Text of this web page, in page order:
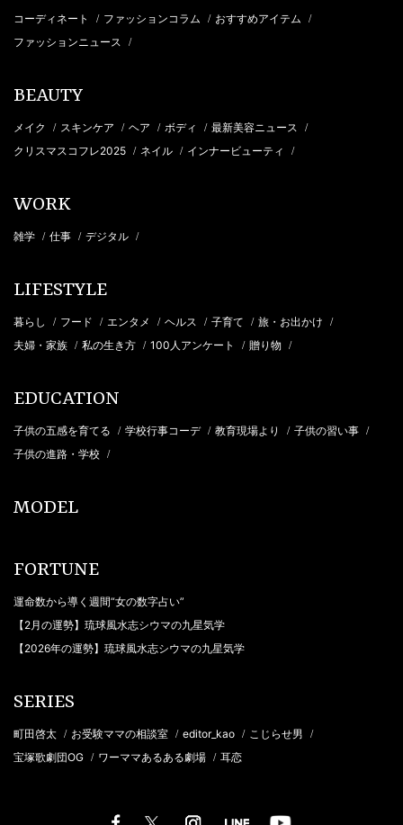
コーディネート / ファッションコラム / おすすめアイテム /
ファッションニュース /
BEAUTY
メイク / スキンケア / ヘア / ボディ / 最新美容ニュース /
クリスマスコフレ2025 / ネイル / インナービューティ /
WORK
雑学 / 仕事 / デジタル /
LIFESTYLE
暮らし / フード / エンタメ / ヘルス / 子育て / 旅・お出かけ /
夫婦・家族 / 私の生き方 / 100人アンケート / 贈り物 /
EDUCATION
子供の五感を育てる / 学校行事コーデ / 教育現場より / 子供の習い事 /
子供の進路・学校 /
MODEL
FORTUNE
運命数から導く週間“女の数字占い”
【2月の運勢】琉球風水志シウマの九星気学
【2026年の運勢】琉球風水志シウマの九星気学
SERIES
町田啓太 / お受験ママの相談室 / editor_kao / こじらせ男 /
宝塚歌劇団OG / ワーママあるある劇場 / 耳恋